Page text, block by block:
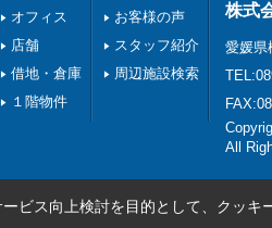
オフィス
店舗
借地・倉庫
１階物件
お客様の声
スタッフ紹介
周辺施設検索
株式
愛媛県
All
ビス向上検討を目的として、クッキ